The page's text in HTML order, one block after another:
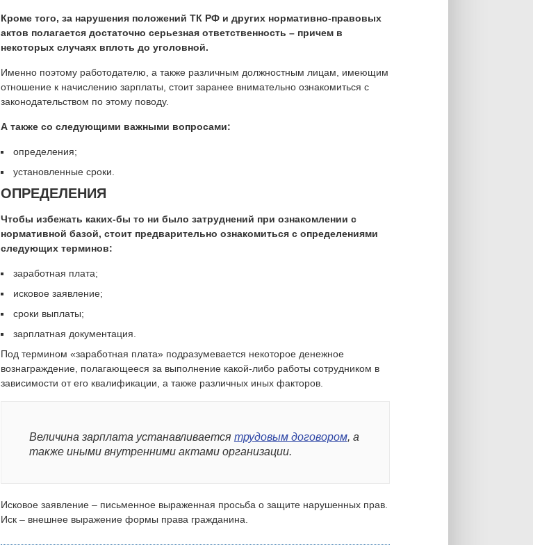
Кроме того, за нарушения положений ТК РФ и других нормативно-правовых
актов полагается достаточно серьезная ответственность – причем в
некоторых случаях вплоть до уголовной.
Именно поэтому работодателю, а также различным должностным лицам, имеющим
отношение к начислению зарплаты, стоит заранее внимательно ознакомиться с
законодательством по этому поводу.
А также со следующими важными вопросами:
определения;
установленные сроки.
ОПРЕДЕЛЕНИЯ
Чтобы избежать каких-бы то ни было затруднений при ознакомлении с
нормативной базой, стоит предварительно ознакомиться с определениями
следующих терминов:
заработная плата;
исковое заявление;
сроки выплаты;
зарплатная документация.
Под термином «заработная плата» подразумевается некоторое денежное
вознаграждение, полагающееся за выполнение какой-либо работы сотрудником в
зависимости от его квалификации, а также различных иных факторов.
Величина зарплата устанавливается трудовым договором, а
также иными внутренними актами организации.
Исковое заявление – письменное выраженная просьба о защите нарушенных прав.
Иск – внешнее выражение формы права гражданина.